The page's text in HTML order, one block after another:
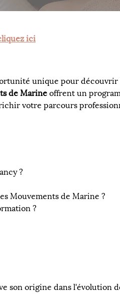
ici
unique pour découvrir
de Marine offrent un
votre parcours
?
Mouvements de Marine ?
?
son origine dans l'évolution